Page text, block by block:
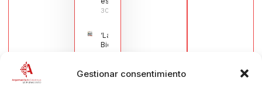
Gestionar consentimiento
30/07/2026
‘La
Bienvenida’,
estampa de
de la Virgen